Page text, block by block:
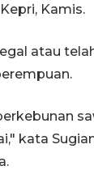
Kamis.
atau
kata